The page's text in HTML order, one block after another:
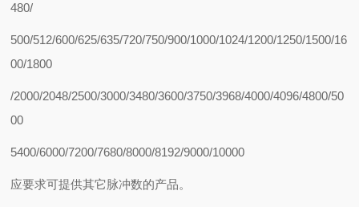
480/
500/512/600/625/635/720/750/900/1000/1024/1200/1250/1500/16
00/1800
/2000/2048/2500/3000/3480/3600/3750/3968/4000/4096/4800/50
00
5400/6000/7200/7680/8000/8192/9000/10000
应要求可提供其它脉冲数的产品。